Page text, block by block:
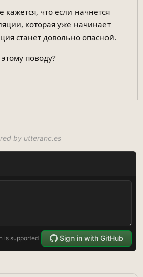
что если начнется
которая уже начинает
станет довольно опасной.
поводу?